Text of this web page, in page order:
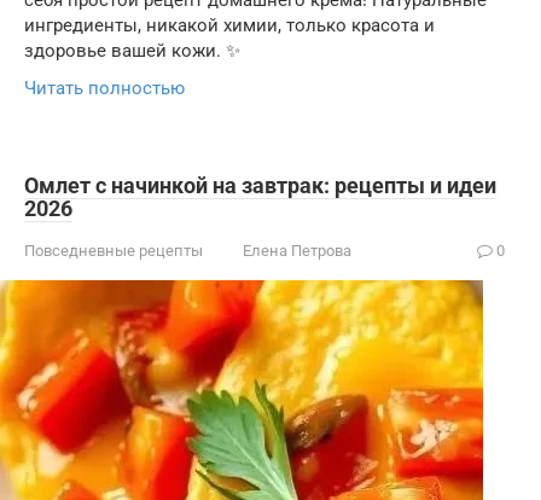
ингредиенты, никакой химии, только красота и
здоровье вашей кожи. ✨
Читать полностью
Омлет с начинкой на завтрак: рецепты и идеи
2026
Повседневные рецепты Елена Петрова 0